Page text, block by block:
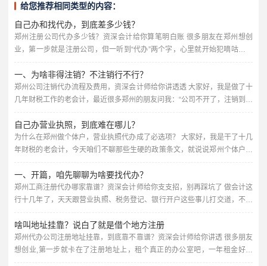
给您推荐相同类型的内容：
自己办和找代办，到底差多少钱？
郑州注册公司代办多少钱？资深会计给你算笔明白账 很多朋友在郑州想创
业，第一步就是注册公司，但一听到“代办”两个字，心里就开始犯嘀咕：这
代办费到底要多少？会不会被坑？我自己跑一趟行不行？作为在财税行业摸
爬滚打多年的会计师，我今天就跟你把这事聊透了，保证不说绕弯子的话,全
是干货。 先说说核心：郑州代办注册公司，价格一般在几百到几千块钱不等
你可能会问，为啥不是统一价？因为不同人的需求不一样，代办...
一、为啥非得注销？不注销行不行？
郑州公司注销代办流程及费用，资深会计师给你讲透透 大家好，我是做了十
几年财税工作的老会计，最近很多郑州的朋友问我：“公司不开了，注销到底
怎么搞？找代办要多少钱？靠谱不靠谱？”今天我就把郑州公司注销的那些
事，掰开了揉碎了讲清楚，咱们不整那些官腔，全是干货,你听完心里就有谱
了。 先给你泼盆冷水：公司不干了，千万别扔那儿不管，很多人觉得“反正
没业务，零申报就行”，但零申报超过三个月，税务局就会把你列...
自己办营业执照，到底难在哪儿？
为什么在郑州做个体户，营业执照代办成了必选项？ 大家好，我是干了十几
年财税的老会计，今天咱们不聊那些生硬的政策条文，就说说郑州个体户营
业执照代办这档子事，你可能会想，不就是办个证嘛，自己跑一趟行政大厅
不就行了？嘿，你要是这么想，八成得吃几次闭门羹，我这些年见过太多老
板，自己折腾半个月，结果材料不对、流程不懂，最后还得花钱找人办，今
天我就把这里头的门道,掰开了揉碎了跟你唠清楚。 先说说咱郑州的情...
一、开篇，咱先聊聊为啥要找代办？
郑州工商注册代办哪家靠谱？资深会计师给你支支招，别再踩坑了 做会计这
行十几年了，天天跟营业执照、税务登记、银行开户这些事儿打交道，不少
朋友一上来就问：“我自己去工商局跑一趟不行吗？为啥非得花个几百上千找
代办？” 说实话，自己跑也不是不行，但您得想清楚——工商注册看着简
单，里头门道可不少，名字查重、经营范围怎么填、注册资本写多少、地址
要求是什么、章程怎么起草……每一步都可能让你来回跑好几趟。...
啥叫地址挂靠？说白了就是借个地方注册
郑州代办公司注册地址挂靠，到底靠不靠谱？资深会计师给你讲透 很多朋友
想创业,第一步就卡在了注册地址上，租个真正的办公室吧，一年租金好几
万，对于刚起步的小老板来说，压力不小，不租吧，工商局又要求你必须有